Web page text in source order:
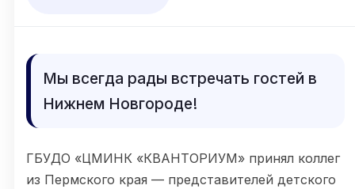
Мы всегда рады встречать гостей в
Нижнем Новгороде!
ГБУДО «ЦМИНК «КВАНТОРИУМ» принял коллег
из Пермского края — представителей детского